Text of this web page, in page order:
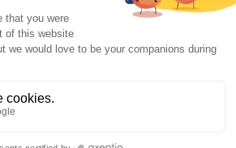
Français
English
Tous droits réservés.